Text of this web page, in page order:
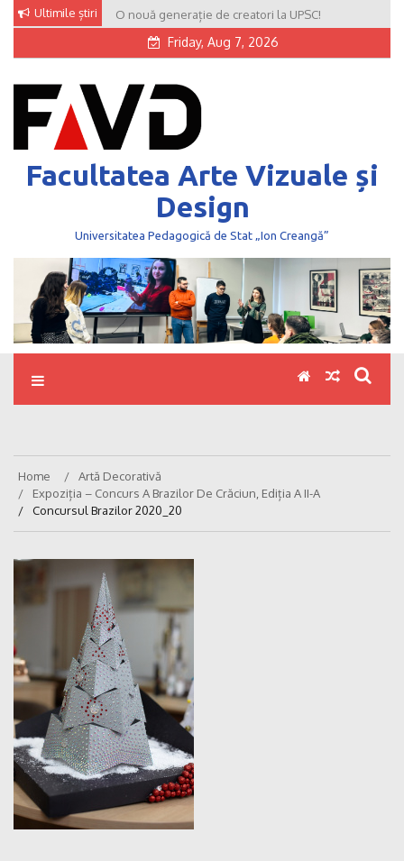
Skip
content
Ultimile știri O nouă generație de creatori la UPSC!
Friday, Aug 7, 2026
Facultatea Arte Vizuale și
Design
Universitatea Pedagogică de Stat „Ion Creangă”
Home
Artă Decorativă
Expoziția – Concurs A Brazilor De Crăciun, Ediția A II-A
Concursul Brazilor 2020_20